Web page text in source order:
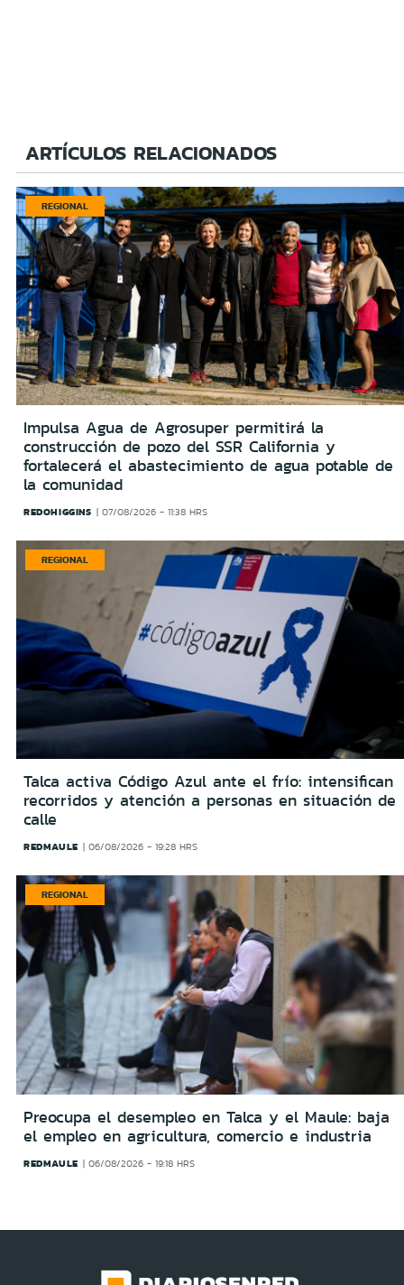
ARTÍCULOS RELACIONADOS
REGIONAL
Impulsa Agua de Agrosuper permitirá la
construcción de pozo del SSR California y
fortalecerá el abastecimiento de agua potable de
la comunidad
REDOHIGGINS 07/08/2026 - 11:38 HRS
REGIONAL
Talca activa Código Azul ante el frío: intensifican
recorridos y atención a personas en situación de
calle
REDMAULE 06/08/2026 - 19:28 HRS
REGIONAL
Preocupa el desempleo en Talca y el Maule: baja
el empleo en agricultura, comercio e industria
REDMAULE 06/08/2026 - 19:18 HRS